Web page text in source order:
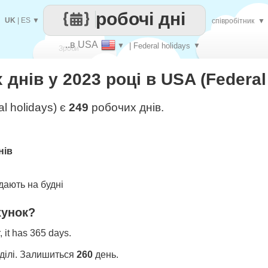
Зроби
кожен
..в USA ▼ | Federal holidays ▼
робочі дні
UK ES ▼ співробітник ▼
днів у 2023 році в USA
holidays) є 249 робочих днів.
на будні
it has 365 days.
Залишиться 260 день.